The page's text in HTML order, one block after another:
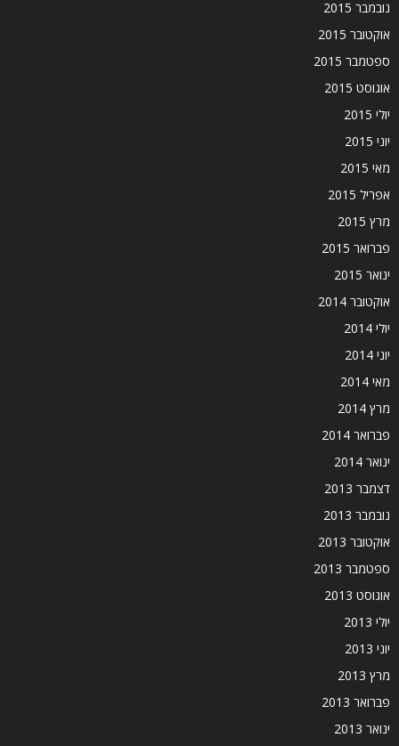
נובמבר 2015
אוקטובר 2015
ספטמבר 2015
אוגוסט 2015
יולי 2015
יוני 2015
מאי 2015
אפריל 2015
מרץ 2015
פברואר 2015
ינואר 2015
אוקטובר 2014
יולי 2014
יוני 2014
מאי 2014
מרץ 2014
פברואר 2014
ינואר 2014
דצמבר 2013
נובמבר 2013
אוקטובר 2013
ספטמבר 2013
אוגוסט 2013
יולי 2013
יוני 2013
מרץ 2013
פברואר 2013
ינואר 2013